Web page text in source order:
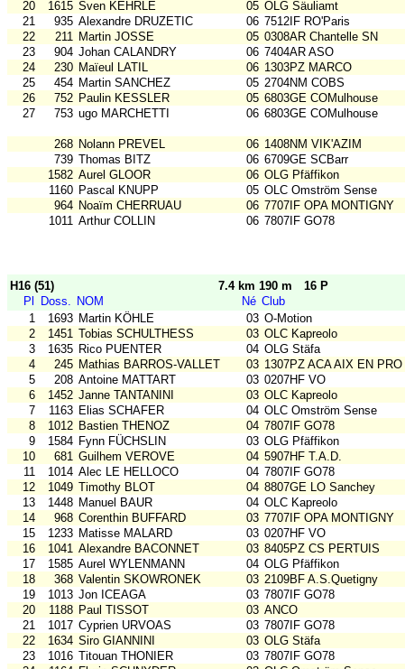
20
1615 Sven KEHRLE 05 OLG Säuliamt
21
935 Alexandre DRUZETIC 06 7512IF RO'Paris
22
211 Martin JOSSE 05 0308AR Chantelle SN
23
904 Johan CALANDRY 06 7404AR ASO
24
230 Maïeul LATIL 06 1303PZ MARCO
25
454 Martin SANCHEZ 05 2704NM COBS
26
752 Paulin KESSLER 05 6803GE COMulhouse
27
753 ugo MARCHETTI 06 6803GE COMulhouse
268 Nolann PREVEL 06 1408NM VIK'AZIM
739 Thomas BITZ 06 6709GE SCBarr
1582 Aurel GLOOR 06 OLG Pfäffikon
1160 Pascal KNUPP 05 OLC Omström Sense
964 Noaïm CHERRUAU 06 7707IF OPA MONTIGNY
1011 Arthur COLLIN 06 7807IF GO78
H16 (51) 7.4 km 190 m
16 P
Pl
Doss. NOM Né Club
1
1693 Martin KÖHLE 03 O-Motion
2
1451 Tobias SCHULTHESS 03 OLC Kapreolo
3
1635 Rico PUENTER 04 OLG Stäfa
4
245 Mathias BARROS-VALLET 03 1307PZ ACA AIX EN PROV
5
208 Antoine MATTART 03 0207HF VO
6
1452 Janne TANTANINI 03 OLC Kapreolo
7
1163 Elias SCHAFER 04 OLC Omström Sense
8
1012 Bastien THENOZ 04 7807IF GO78
9
1584 Fynn FÜCHSLIN 03 OLG Pfäffikon
10
681 Guilhem VEROVE 04 5907HF T.A.D.
11
1014 Alec LE HELLOCO 04 7807IF GO78
12
1049 Timothy BLOT 04 8807GE LO Sanchey
13
1448 Manuel BAUR 04 OLC Kapreolo
14
968 Corenthin BUFFARD 03 7707IF OPA MONTIGNY
15
1233 Matisse MALARD 03 0207HF VO
16
1041 Alexandre BACONNET 03 8405PZ CS PERTUIS
17
1585 Aurel WYLENMANN 04 OLG Pfäffikon
18
368 Valentin SKOWRONEK 03 2109BF A.S.Quetigny
19
1013 Jon ICEAGA 03 7807IF GO78
20
1188 Paul TISSOT 03 ANCO
21
1017 Cyprien URVOAS 03 7807IF GO78
22
1634 Siro GIANNINI 03 OLG Stäfa
23
1016 Titouan THONIER 03 7807IF GO78